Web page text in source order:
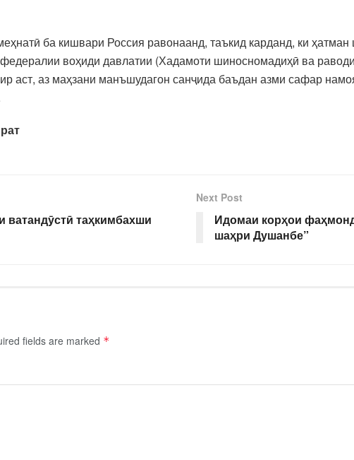
ба кишвари Россия равонаанд, таъкид карданд, ки
воҳиди давлатии (Хадамоти шиносномадиҳӣ ва
аст, аз маҳзани манъшудагон санҷида баъдан азми сафар
таҳкимбахши
Next Post
Идомаи корҳои
шаҳри Душанбе”
fields are marked *